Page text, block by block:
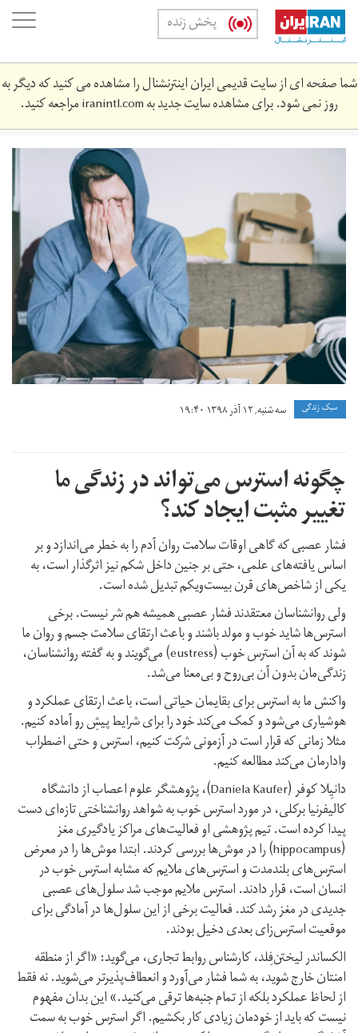
Skip
main
content
پخش زنده
شما صفحه ای از سایت قدیمی ایران اینترنشنال را مشاهده می کنید که دیگر به
روز نمی شود. برای مشاهده سایت جدید بهiranintl.comمراجعه کنید.
photo-
1541199249251-
f713e6145474.jpg
سبک زندگی سه شنبه, ۱۲ آذر ۱۳۹۸ ۱۹:۴۰
چگونه استرس می‌تواند در زندگی ما
تغییر مثبت ایجاد کند؟
فشار عصبی که گاهی اوقات سلامت روان آدم را به خطر می‌اندازد و بر
اساس یافته‌های علمی، حتی بر جنین داخل شکم نیز اثرگذار است، به
یکی از شاخص‌های قرن بیست‌و‌یکم تبدیل شده‌ است.
ولی روانشناسان معتقدند فشار عصبی همیشه هم شر نیست. برخی
استرس‌ها شاید خوب و مولد باشند و باعث ارتقای سلامت جسم و روان ما
شوند که به آن استرس خوب (eustress) می‌گویند و به گفته روانشناسان،
زندگی‌مان بدون آن بی‌روح و بی‌معنا می‌شد.
واکنش ما به استرس برای بقایمان حیاتی است، باعث ارتقای عملکرد و
هوشیاری می‌شود و کمک می‌کند خود را برای شرایط پیشِ رو آماده کنیم.
مثلا زمانی که قرار است در آزمونی شرکت کنیم، استرس و حتی اضطراب
وادارمان می‌کند مطالعه کنیم.
دانیِلا کوفر (Daniela Kaufer)، پژوهشگر علوم اعصاب از دانشگاه
کالیفرنیا برکلی، در مورد استرس خوب به شواهد روانشناختی تازه‌ای دست
پیدا کرده‌ است. تیم پژوهشی او فعالیت‌های مراکز یادگیری مغز
(hippocampus) را در موش‌ها بررسی کردند. ابتدا موش‌ها را در معرض
استرس‌های بلند‌مدت و استرس‌های ملایم که مشابه استرس خوب در
انسان است، قرار دادند. استرس ملایم موجب شد سلول‌های عصبی
جدیدی در مغز رشد کند. فعالیت برخی از این سلول‌ها در آمادگی برای
موقعیت استرس‌زای بعدی دخیل بودند.
الکساندر لیختن‌فِلد، کارشناس روابط تجاری، می‌گوید: «اگر از منطقه
امنتان خارج شوید، به شما فشار می‌آورد و انعطاف‌پذیرتر می‌شوید. نه فقط
از لحاظ عملکرد بلکه از تمام جنبه‌ها ترقی می‌کنید.» این بدان مفهوم
نیست که باید از خودمان زیادی کار بکشیم. اگر استرس خوب به سمت